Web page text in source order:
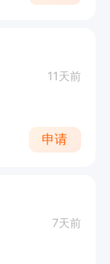
11天前
申请
7天前